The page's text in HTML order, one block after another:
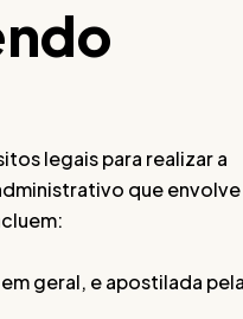
legais para realizar a
que envolve
geral, e apostilada